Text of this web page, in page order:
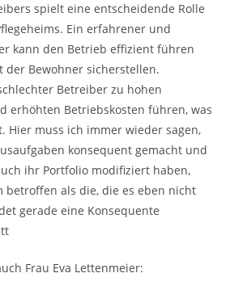
spielt eine entscheidende Rolle
Ein erfahrener und
kann den Betrieb effizient führen
Bewohner sicherstellen.
Betreiber zu hohen
erhöhten Betriebskosten führen, was
Hier muss ich immer wieder sagen,
konsequent gemacht und
ihr Portfolio modifiziert haben,
betroffen als die, die es eben nicht
gerade eine Konsequente
Frau Eva Lettenmeier: